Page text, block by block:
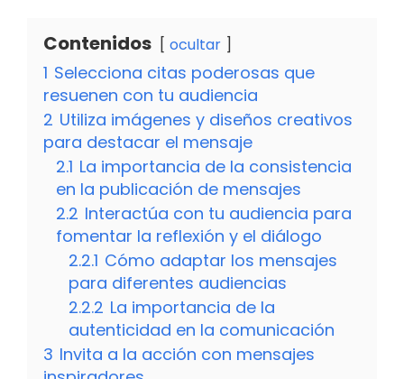
Contenidos ocultar
1 Selecciona citas poderosas que
resuenen con tu audiencia
2 Utiliza imágenes y diseños creativos
para destacar el mensaje
2.1 La importancia de la consistencia
en la publicación de mensajes
2.2 Interactúa con tu audiencia para
fomentar la reflexión y el diálogo
2.2.1 Cómo adaptar los mensajes
para diferentes audiencias
2.2.2 La importancia de la
autenticidad en la comunicación
3 Invita a la acción con mensajes